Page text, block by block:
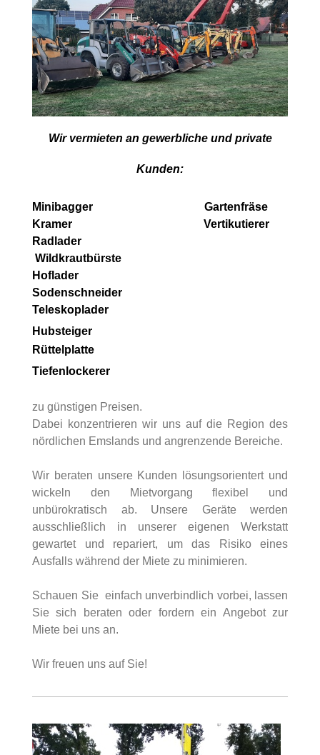
Wir vermieten an gewerbliche und private
Kunden:
Minibagger Gartenfräse
Kramer Vertikutierer
Radlader
Wildkrautbürste
Hoflader
Sodenschneider
Teleskoplader
Hubsteiger
Rüttelplatte
Tiefenlockerer
zu günstigen Preisen.
Dabei konzentrieren wir uns auf die Region des
nördlichen Emslands und angrenzende Bereiche.
Wir beraten unsere Kunden lösungsorientert und
wickeln den Mietvorgang flexibel und
unbürokratisch ab. Unsere Geräte werden
ausschließlich in unserer eigenen Werkstatt
gewartet und repariert, um das Risiko eines
Ausfalls während der Miete zu minimieren.
Schauen Sie einfach unverbindlich vorbei, lassen
Sie sich beraten oder fordern ein Angebot zur
Miete bei uns an.
Wir freuen uns auf Sie!